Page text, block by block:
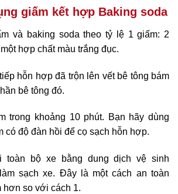
giấm kết hợp Baking soda
và baking soda theo tỷ lệ 1 giấm: 2
hợp chất màu trắng đục.
hỗn hợp đã trộn lên vết bê tông bám
bê tông đó.
trong khoảng 10 phút. Bạn hãy dùng
có độ đàn hồi để cọ sạch hỗn hợp.
toàn bộ xe bằng dung dịch vệ sinh
sạch xe. Đây là một cách an toàn
hơn so với cách 1.